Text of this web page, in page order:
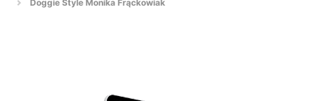
Doggie Style Monika Frąckowiak